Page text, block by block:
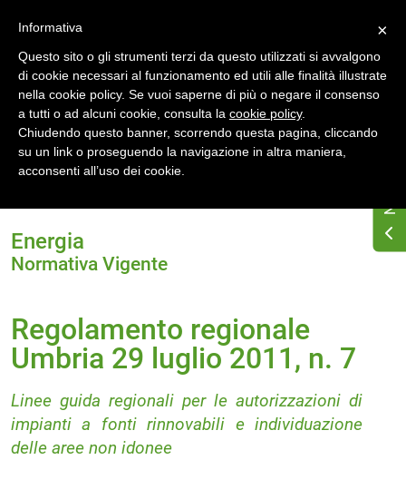
Home Normativa energetica regionale
Umbria
Normativa Vigente
Energia
Normativa Vigente
Regolamento regionale
Umbria 29 luglio 2011, n. 7
Linee guida regionali per le autorizzazioni di
impianti a fonti rinnovabili e individuazione
delle aree non idonee
×
Informativa
Questo sito o gli strumenti terzi da questo utilizzati si avvalgono
di cookie necessari al funzionamento ed utili alle finalità illustrate
nella cookie policy. Se vuoi saperne di più o negare il consenso
a tutti o ad alcuni cookie, consulta la cookie policy.
Chiudendo questo banner, scorrendo questa pagina, cliccando
su un link o proseguendo la navigazione in altra maniera,
acconsenti all’uso dei cookie.